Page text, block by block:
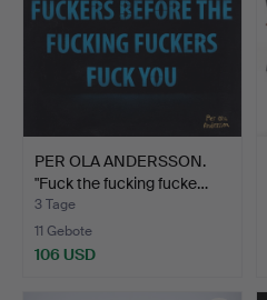
PER OLA ANDERSSON.
"Fuck the fucking fucke…
3 Tage
11 Gebote
106 USD